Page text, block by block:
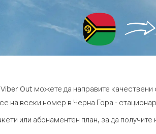
Out можете да направите
на всеки номер в Черна Гора -
или абонаментен план, за да